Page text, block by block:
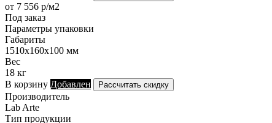
от 7 556 р/м2
Под заказ
Параметры упаковки
Габариты
1510х160х100 мм
Вес
18 кг
В корзину Добавлен Рассчитать скидку
Производитель
Lab Arte
Тип продукции